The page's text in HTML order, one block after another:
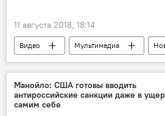
11 августа 2018, 18:14
Видео Мультимедиа
США
самолет
крушение
угон самолета
Манойло: США готовы вводить
антироссийские санкции даже в
самим себе